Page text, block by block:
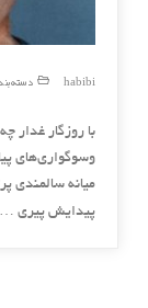
habibi
با روزگار غدار
وسوگواری‌های
میانه سالمندی
پیدایش پیری …